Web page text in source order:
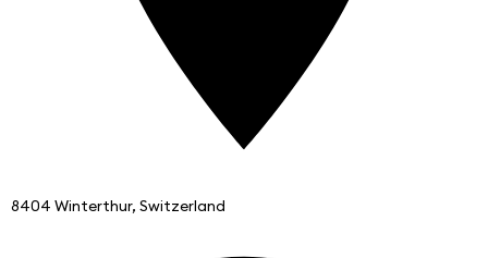
8404 Winterthur, Switzerland